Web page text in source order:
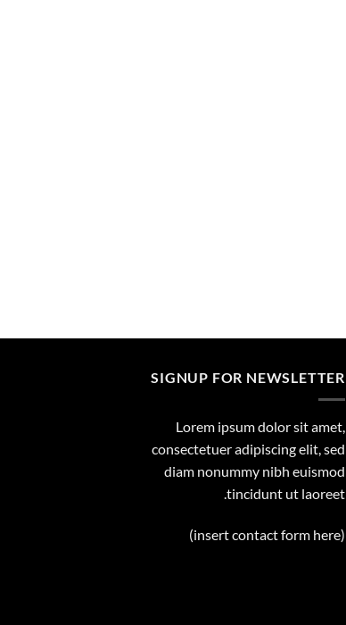
SIGNUP FOR NEWSLETTER
Lorem ipsum dolor sit amet,
consectetuer adipiscing elit, sed
diam nonummy nibh euismod
tincidunt ut laoreet.
(insert contact form here)